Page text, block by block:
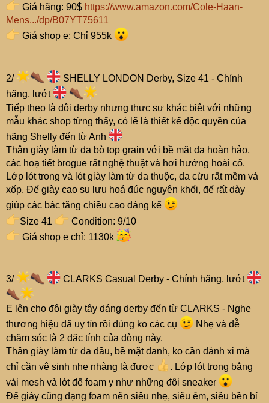
Giá hãng: 90$ https://www.amazon.com/Cole-Haan-
Mens.../dp/B07YT75611
Giá shop e: Chỉ 955k
2/
SHELLY LONDON Derby, Size 41 - Chính
hãng, lướt
Tiếp theo là đôi derby nhưng thực sự khác biệt với những
mẫu khác shop từng thấy, có lẽ là thiết kế độc quyền của
hãng Shelly đến từ Anh
Thân giày làm từ da bò top grain với bề mặt da hoàn hảo,
các hoạ tiết brogue rất nghệ thuật và hơi hướng hoài cổ.
Lớp lót trong và lót giày làm từ da thuộc, da cừu rất mềm và
xốp. Đế giày cao su lưu hoá đúc nguyên khối, đế rất dày
giúp các bác tăng chiều cao đáng kể
Size 41
Condition: 9/10
Giá shop e chỉ: 1130k
3/ CLARKS Casual Derby - Chính hãng, lướt
E lên cho đôi giày tây dáng derby đến từ CLARKS - Nghe
thương hiệu đã uy tín rồi đúng ko các cụ
Nhẹ và dễ
chăm sóc là 2 đặc tính của dòng này.
Thân giày làm từ da dầu, bề mặt đanh, ko cần đánh xi mà
chỉ cần vệ sinh nhẹ nhàng là được
. Lớp lót trong bằng
vải mesh và lót đế foam y như những đôi sneaker
Đế giày cũng dạng foam nên siêu nhẹ, siêu êm, siêu bền bỉ